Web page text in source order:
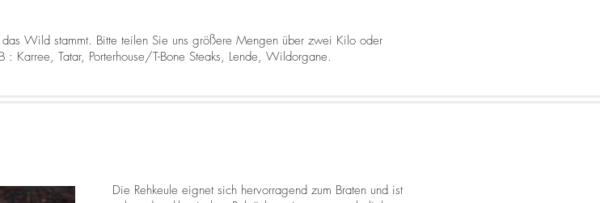
Wild stammt. Bitte teilen Sie uns größere Mengen über zwei Kilo oder
Karree, Tatar, Porterhouse/T-Bone Steaks, Lende, Wildorgane.
Die Rehkeule eignet sich hervorragend zum Braten und ist